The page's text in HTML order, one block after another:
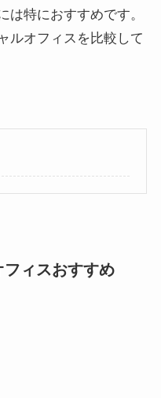
は特におすすめです。
ルオフィスを比較して
フィスおすすめ